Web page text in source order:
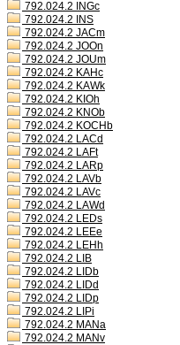
792.024.2 INGc
792.024.2 INS
792.024.2 JACm
792.024.2 JOOn
792.024.2 JOUm
792.024.2 KAHc
792.024.2 KAWk
792.024.2 KIOh
792.024.2 KNOb
792.024.2 KOCHb
792.024.2 LACd
792.024.2 LAFt
792.024.2 LARp
792.024.2 LAVb
792.024.2 LAVc
792.024.2 LAWd
792.024.2 LEDs
792.024.2 LEEe
792.024.2 LEHh
792.024.2 LIB
792.024.2 LIDb
792.024.2 LIDd
792.024.2 LIDp
792.024.2 LIPi
792.024.2 MANa
792.024.2 MANv